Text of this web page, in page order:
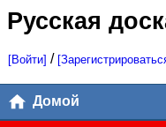
Русская
[Войти] /
Домой